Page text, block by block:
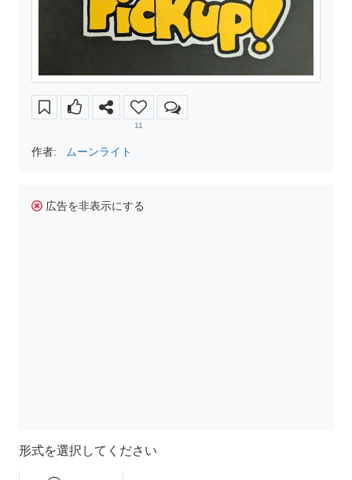
11
作者: ムーンライト
広告を非表示にする
形式を選択してください